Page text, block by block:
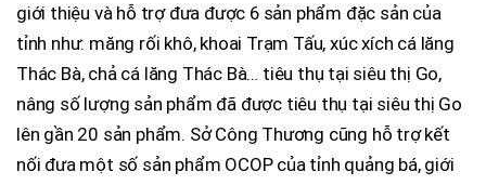
giới thiệu và hỗ trợ đưa được 6 sản phẩm đặc sản của
tỉnh như: măng rối khô, khoai Trạm Tấu, xúc xích cá lăng
Thác Bà, chả cá lăng Thác Bà… tiêu thụ tại siêu thị Go,
nâng số lượng sản phẩm đã được tiêu thụ tại siêu thị Go
lên gần 20 sản phẩm. Sở Công Thương cũng hỗ trợ kết
nối đưa một số sản phẩm OCOP của tỉnh quảng bá, giới